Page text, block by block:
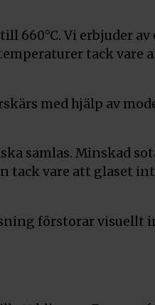
660°C. Vi erbjuder av
tack vare
med hjälp av
samlas. Minskad
tack vare att glaset
förstorar visuellt